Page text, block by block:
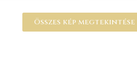
Összes kép megtekintése